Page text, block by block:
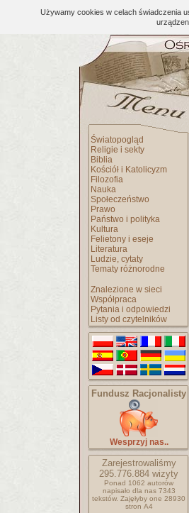
Używamy cookies w celach świadczenia
Światopogląd
Religie i sekty
Biblia
Kościół i Katolicyzm
Filozofia
Nauka
Społeczeństwo
Prawo
Państwo i polityka
Kultura
Felietony i eseje
Literatura
Ludzie, cytaty
Tematy różnorodne
Znalezione w sieci
Współpraca
Pytania i odpowiedzi
Listy od czytelników
Fundusz Racjonalisty
Wesprzyj nas..
Zarejestrowaliśmy
295.776.884 wizyty
Ponad 1062 autorów
napisało dla nas 7343
tekstów. Zajęłyby one 28930
stron A4